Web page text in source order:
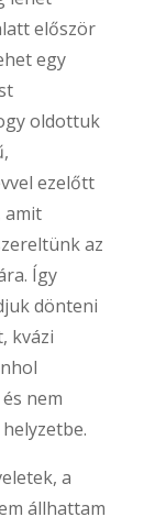
először
egy
oldottuk
ezelőtt
amit
az
Így
dönteni
kvázi
nem
a
állhattam